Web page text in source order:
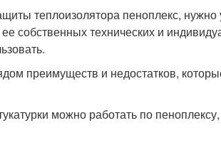
теплоизолятора пеноплекс, нужно
собственных технических и
преимуществ и недостатков,
можно работать по